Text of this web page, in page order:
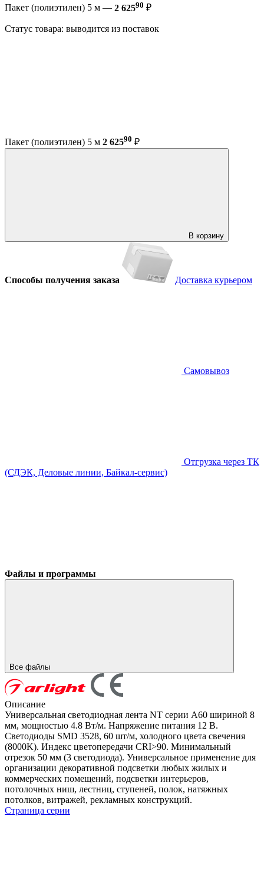
Пакет (полиэтилен) 5 м — 2 62590 ₽
Статус товара: выводится из поставок
Пакет (полиэтилен) 5 м 2 62590 ₽
В корзину
Способы получения заказа Доставка курьером
Самовывоз
Отгрузка через ТК
(СДЭК, Деловые линии, Байкал-сервис)
Файлы и программы
Все файлы
Описание
Универсальная светодиодная лента NT серии A60 шириной 8
мм, мощностью 4.8 Вт/м. Напряжение питания 12 В.
Светодиоды SMD 3528, 60 шт/м, холодного цвета свечения
(8000K). Индекс цветопередачи CRI>90. Минимальный
отрезок 50 мм (3 светодиода). Универсальное применение для
организации декоративной подсветки любых жилых и
коммерческих помещений, подсветки интерьеров,
потолочных ниш, лестниц, ступеней, полок, натяжных
потолков, витражей, рекламных конструкций.
Страница серии